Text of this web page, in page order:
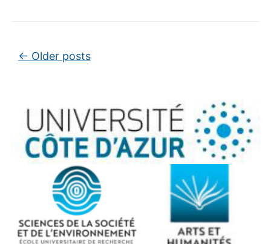
Post navigation
← Older posts